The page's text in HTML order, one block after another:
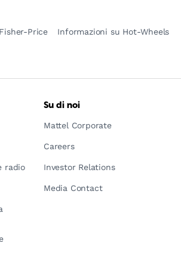
Price Informazioni su Hot-Wheels
radio
Su di noi
Mattel Corporate
Careers
Investor Relations
Media Contact